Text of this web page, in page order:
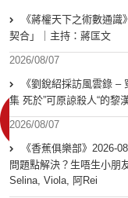
《蔣權天下之術數通
契合」｜主持：蔣匡文
2026/08/07
《劉銳紹採訪風雲錄 –
集 死於”可原諒殺人“的黎
2026/08/07
《香蕉俱樂部》2026-
問題點解決？生唔生小朋
Selina, Viola, 阿Rei